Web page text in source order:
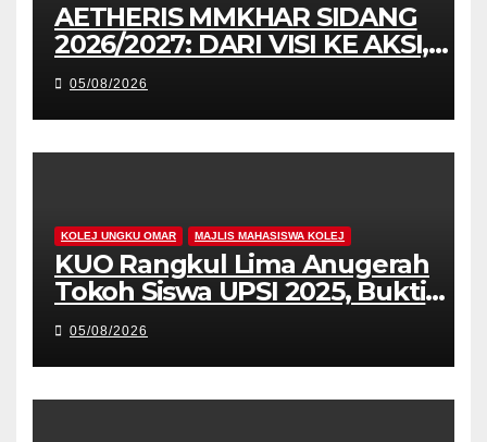
AETHERIS MMKHAR SIDANG
2026/2027: DARI VISI KE AKSI,
MEMBINA LEGASI GENERASI
PEMIMPIN
05/08/2026
KOLEJ UNGKU OMAR MAJLIS MAHASISWA KOLEJ
KUO Rangkul Lima Anugerah
Tokoh Siswa UPSI 2025, Bukti
Kecemerlangan Mahasiswa
Holistik
05/08/2026